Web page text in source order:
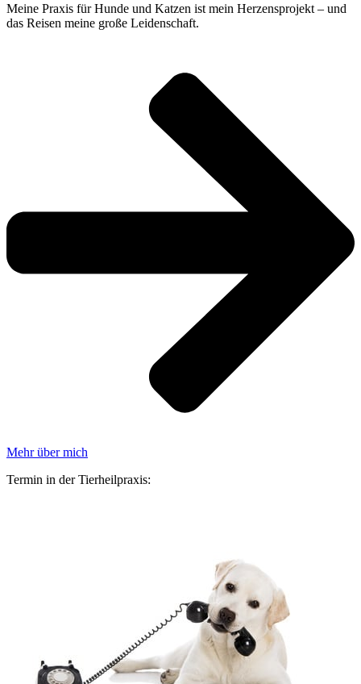
Meine Praxis für Hunde und Katzen ist mein Herzensprojekt – und
das Reisen meine große Leidenschaft.
Mehr über mich
Termin in der Tierheilpraxis: